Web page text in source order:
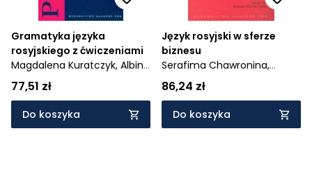
Od najnowszych
Od najstarszych
Gramatyka języka
rosyjskiego z ćwiczeniami
Magdalena Kuratczyk, Albina
Gołubiewa
77,51 zł
Do koszyka
Język rosyjski w sferze
biznesu
Serafima Chawronina,
Franciszka Witkowska-
Lewicka,Jadwiga Tarsa,
Bożena Dereń,
Kłobukowa,
Irina Michałkina
86,24 zł
Do koszyka